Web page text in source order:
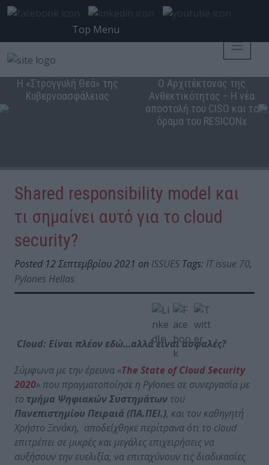
Top Menu
Η «Στρογγυλή Θεά» της
Κυβερνοασφάλειας
Ο Αρχιτέκτονας της
Ανθεκτικότητας – Η νέα
αποστολή του CISO και το
όραμα του RESICONx
Shared responsibility model και
τι σημαίνει αυτό για το cloud
security?
Posted 12 Σεπτεμβρίου 2021 on ISSUES Tags: IT issue 70,
Pylones Hellas
Cloud: Είναι πλέον εδώ…αλλά είναι ασφαλές?
Σύμφωνα με την έρευνα «TheState of CloudSecurity
2020» που πραγματοποίησε η Pylones σε συνεργασία με
το τμήμα Ψηφιακών Συστημάτων του
Πανεπιστημίου Πειραιά (ΠΑ.ΠΕΙ.), και τον καθηγητή
Χρήστο Ξενάκη, αποδείχθηκε περίτρανα ότι το cloud
επιτρέπει σε μικρές και μεγάλες επιχειρήσεις να
αυξήσουν την ευελιξία, να επιταχύνουν τις διαδικασίες